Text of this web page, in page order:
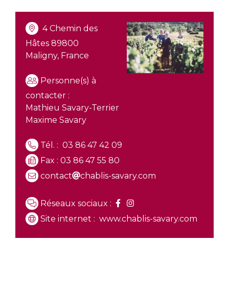
4 Chemin des
Hâtes 89800
Maligny, France
Personne(s) à
contacter :
Mathieu Savary-Terrier
Maxime Savary
Tél. : 03 86 47 42 09
Fax : 03 86 47 55 80
contact
chablis-savary.com
Réseaux sociaux :
Site internet : www.chablis-savary.com